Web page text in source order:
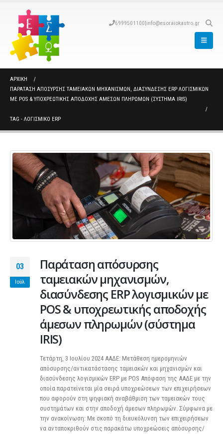
6999501100|info@esoraiokastro.gr
ΑΡΧΙΚΉ
ΠΑΡΆΤΑΣΗ ΑΠΌΣΥΡΣΗΣ ΤΑΜΕΙΑΚΏΝ ΜΗΧΑΝΙΣΜΏΝ, ΔΙΑΣΎΝΔΕΣΗΣ ERP ΛΟΓΙΣΜΙΚΏΝ
ΜΕ POS & ΥΠΟΧΡΕΩΤΙΚΉΣ ΑΠΟΔΟΧΉΣ ΆΜΕΣΩΝ ΠΛΗΡΩΜΏΝ (ΣΎΣΤΗΜΑ IRIS)
TAG - ΛΟΓΙΣΜΙΚΟ ERP
03
Ιούλ
Παράταση απόσυρσης
ταμειακών μηχανισμών,
διασύνδεσης ERP λογισμικών με
POS & υποχρεωτικής αποδοχής
άμεσων πληρωμών (σύστημα
IRIS)
Τετάρτη, 3 Ιουλίου 2024 ΑΑΔΕ: Μετάθεση ημερομηνιών
απόσυρσης/αντικατάστασης ταμειακών και μηχανισμών και
διασύνδεσης λογισμικών ERP με POS Απόφαση της ΑΑΔΕ με την
οποία παρατείνεται μία σειρά υποχρεώσεων των επιχειρήσεων
που αφορούν στη ψηφιακή αναβάθμιση των ταμειακών τους
συστημάτων και στην αποδοχή άμεσων πληρωμών. Σύμφωνα με
την ανακοίνωση: Με σκοπό τη διευκόλυνση των επιχειρήσεων
να ανταποκριθούν στις παρακάτω υποχρεώσεις απόσυρσης/